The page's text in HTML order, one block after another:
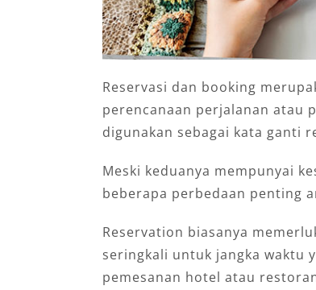
Reservasi dan booking
perencanaan perjalanan atau
digunakan sebagai kata ganti
Meski keduanya mempunyai
beberapa perbedaan penting
Reservation biasanya
seringkali untuk jangka waktu
pemesanan hotel atau